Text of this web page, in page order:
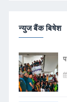
न्युज बैंक बिषेश